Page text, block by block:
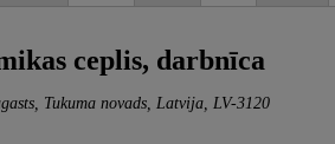
ceplis, darbnīca
Tukuma novads, Latvija, LV-3120